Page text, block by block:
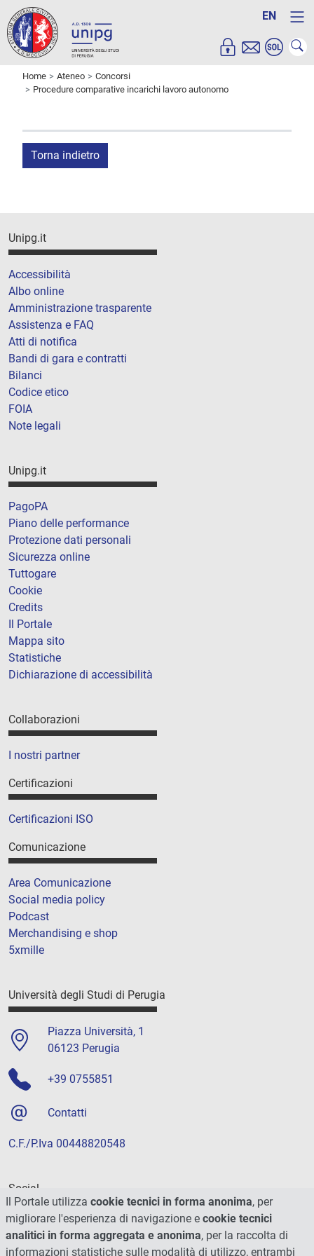
EN
Home Ateneo
Concorsi
Procedure comparative incarichi lavoro autonomo
Torna indietro
Unipg.it
Accessibilità
Albo online
Amministrazione trasparente
Assistenza e FAQ
Atti di notifica
Bandi di gara e contratti
Bilanci
Codice etico
FOIA
Note legali
Unipg.it
PagoPA
Piano delle performance
Protezione dati personali
Sicurezza online
Tuttogare
Cookie
Credits
Il Portale
Mappa sito
Statistiche
Dichiarazione di accessibilità
Collaborazioni
I nostri partner
Certificazioni
Certificazioni ISO
Comunicazione
Area Comunicazione
Social media policy
Podcast
Merchandising e shop
5xmille
Università degli Studi di Perugia
Piazza Università, 1
06123 Perugia
+39 0755851
Contatti
C.F./P.Iva 00448820548
Social
Il Portale utilizza cookie tecnici in forma anonima, per
migliorare l'esperienza di navigazione e cookie tecnici
analitici in forma aggregata e anonima, per la raccolta di
informazioni statistiche sulle modalità di utilizzo, entrambi